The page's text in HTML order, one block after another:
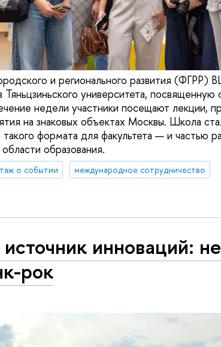
и регионального развития (ФГРР)
университета, посвященную
недели участники посещают лекции,
на знаковых объектах Москвы. Школа
формата для факультета — и частью
образования.
о событии
международное сотрудничество
инноваций:
рок